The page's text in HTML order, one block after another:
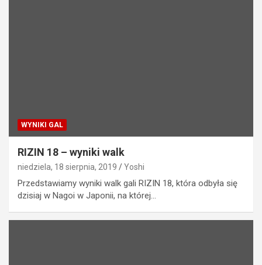
WYNIKI GAL
RIZIN 18 – wyniki walk
niedziela, 18 sierpnia, 2019 Yoshi
Przedstawiamy wyniki walk gali RIZIN 18, która odbyła się
dzisiaj w Nagoi w Japonii, na której…